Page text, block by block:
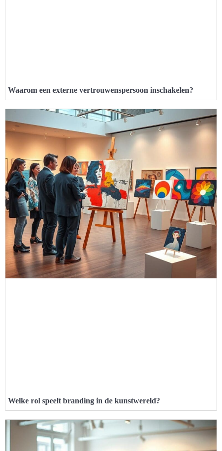
Waarom een externe vertrouwenspersoon inschakelen?
Welke rol speelt branding in de kunstwereld?